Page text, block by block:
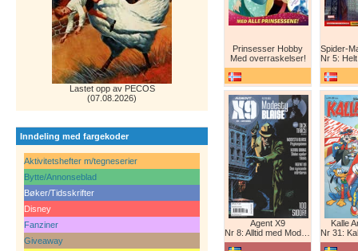
Lastet opp av PECOS
(07.08.2026)
Inndeling med fargekoder
Aktivitetshefter m/tegneserier
Bytte/Annonseblad
Bøker/Tidsskrifter
Disney
Fanziner
Giveaway
Prinsesser Hobby
Med overraskelser!
Nr 5: Helt ny
Agent X9
Nr 8: Alltid med Modesty Blaise
Kalle
Nr 31: